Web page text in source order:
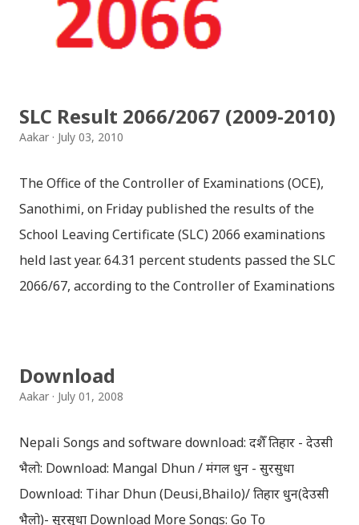
SLC Result 2066/2067 (2009-2010)
Aakar July 03, 2010
The Office of the Controller of Examinations (OCE),
Sanothimi, on Friday published the results of the
School Leaving Certificate (SLC) 2066 examinations
held last year. 64.31 percent students passed the SLC
2066/67, according to the Controller of Examinations
Congratulations to all, who passed SLC this year. And
can follow THT (symbol no. and birth date required).
Download SLC Result 2066/2067 (2009-2010) :
REGULAR: EXEMPTED: Distinction --------------- First
division First division Second Division Second
Download
Aakar July 01, 2008
Nepali Songs and software download: दशैँ तिहार - देउसी
भैलो: Download: Mangal Dhun / मंगल धुन - सुरसुधा
Download: Tihar Dhun (Deusi,Bhailo)/ तिहार धुन(देउसी
भैलो)- सुरसुधा Download More Songs: Go To